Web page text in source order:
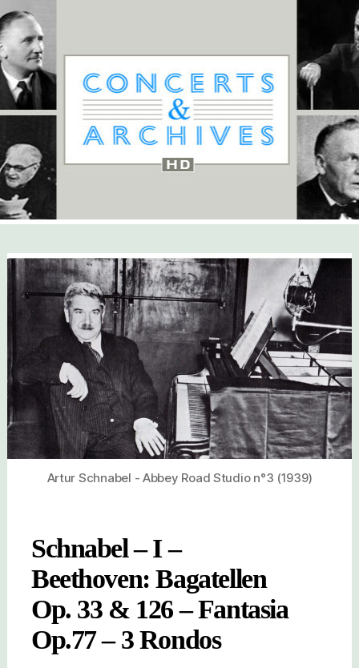
Artur Schnabel - Abbey Road Studio n°3 (1939)
Schnabel – I –
Beethoven: Bagatellen
Op. 33 & 126 – Fantasia
Op.77 – 3 Rondos